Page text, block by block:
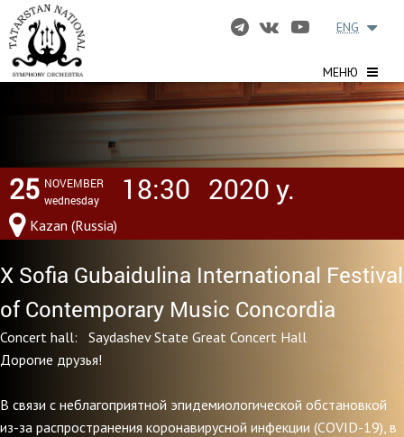
МЕНЮ
ENG
25 NOVEMBER
wednesday
18:30 2020 y.
Kazan (Russia)
X Sofia Gubaidulina International Festival
of Contemporary Music Concordia
Concert hall: Saydashev State Great Concert Hall
Дорогие друзья!
В связи с неблагоприятной эпидемиологической обстановкой
из-за распространения коронавирусной инфекции (COVID-19), в